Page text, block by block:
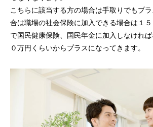
こちらに該当する方の場合は手取りでもプ
合は職場の社会保険に加入できる場合は１
で国民健康保険、国民年金に加入しなけれ
０万円くらいからプラスになってきます。